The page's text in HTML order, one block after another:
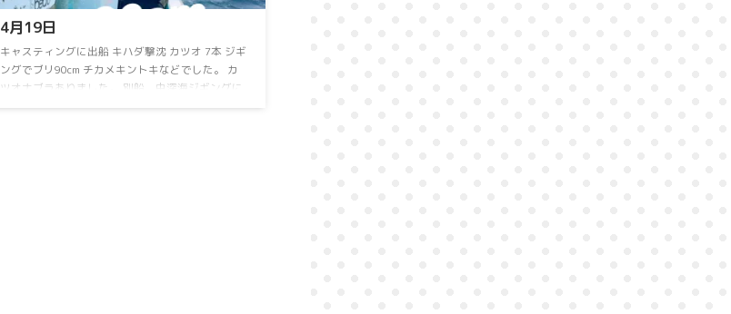
4月19日⁡
⁡キャスティングに出船⁡ ⁡キハダ撃沈⁡ ⁡カツオ 7本⁡ ⁡ジギ
ングでブリ90cm⁡ ⁡チカメキントキなどでした。⁡ ⁡カ
ツオナブラありました。⁡ ⁡別船、中深海ジギングに